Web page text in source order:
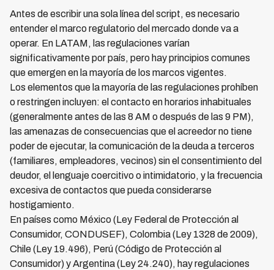
Antes de escribir una sola línea del script, es necesario
entender el marco regulatorio del mercado donde va a
operar. En LATAM, las regulaciones varían
significativamente por país, pero hay principios comunes
que emergen en la mayoría de los marcos vigentes.
Los elementos que la mayoría de las regulaciones prohíben
o restringen incluyen: el contacto en horarios inhabituales
(generalmente antes de las 8 AM o después de las 9 PM),
las amenazas de consecuencias que el acreedor no tiene
poder de ejecutar, la comunicación de la deuda a terceros
(familiares, empleadores, vecinos) sin el consentimiento del
deudor, el lenguaje coercitivo o intimidatorio, y la frecuencia
excesiva de contactos que pueda considerarse
hostigamiento.
En países como México (Ley Federal de Protección al
Consumidor, CONDUSEF), Colombia (Ley 1328 de 2009),
Chile (Ley 19.496), Perú (Código de Protección al
Consumidor) y Argentina (Ley 24.240), hay regulaciones